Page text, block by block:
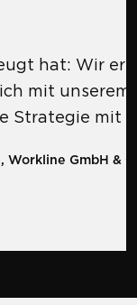
hat: Wir
mit
Strategie mit
GmbH &